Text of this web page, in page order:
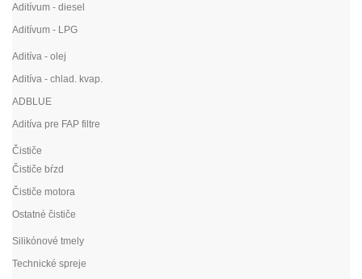
Aditívum - diesel
Aditívum - LPG
Aditíva - olej
Aditíva - chlad. kvap.
ADBLUE
Aditíva pre FAP filtre
Čističe
Čističe bŕzd
Čističe motora
Ostatné čističe
Silikónové tmely
Technické spreje